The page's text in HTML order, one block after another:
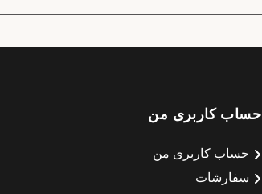
حساب کاربری من
حساب کاربری من
سفارشات